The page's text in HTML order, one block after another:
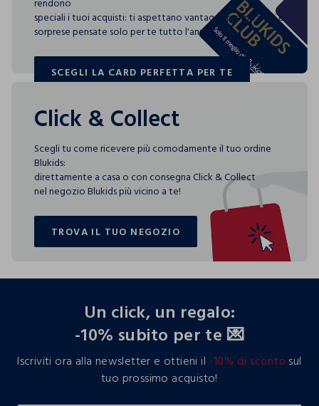
speciali i tuoi acquisti: ti aspettano vantaggi, promozioni e
sorprese pensate solo per te tutto l'anno!
SCEGLI LA CARD PERFETTA PER TE
SCEGLI LA CARD PERFETTA PER TE
Click & Collect
Scegli tu come ricevere più comodamente il tuo ordine
Blukids:
direttamente a casa o con consegna Click & Collect
nel negozio Blukids più vicino a te!
TROVA IL TUO NEGOZIO
TROVA IL TUO NEGOZIO
Un click, un regalo:
-10% subito per te 💌
Iscriviti ora alla newsletter e ottieni il -10% di sconto sul
tuo prossimo acquisto!